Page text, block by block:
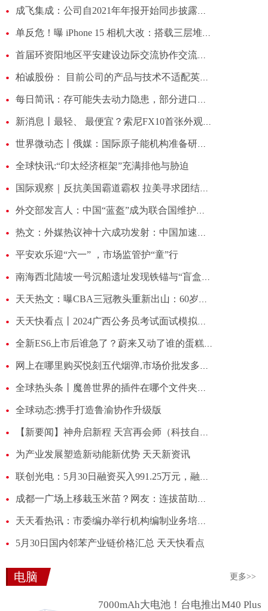
成飞集成：公司自2021年年报开始同步披露年度社会责任报告，具体请您查阅巨潮资讯网上相关公告
单反危！曝 iPhone 15 相机大改：搭载三层堆栈式传感器 环球视点
首届环资阳地区平安建设边际交流协作交流会开幕_世界消息
柏诚股份： 目前公司的产品与技术不适配英伟达相关公司|全球球精选
每日简讯：存可能失去动力隐患，部分进口牧马人宣布召回
新消息丨最轻、 最便宜？索尼FX10首张外观照、规格泄露
世界微动态丨俄媒：国际原子能机构准备研究在乌使用贫铀弹后果问题
全球快讯:“印太经济框架”充满排他与胁迫 ​
国际观察｜反抗美国霸道霸权 拉美寻求团结自主
外交部发言人：中国“蓝盔”成为联合国维护和平的关键力量
热文：外媒热议神十六成功发射：中国加速推进“航天强国梦”｜世界观 ​
平安欢乐迎“六一” ，市场监管护“童”行
南海西北陆坡一号沉船遗址发现铁锚与“盲盒”_每日热门
天天热文：曝CBA三冠教头重新出山：60岁闵鹿蕾接过马布里教鞭 执教北控男篮
天天快看点丨2024广西公务员考试面试模拟题：厚植土壤，助力新个体经济快速崛起
全新ES6上市后谁急了？蔚来又动了谁的蛋糕？
网上在哪里购买悦刻五代烟弹,市场价批发多少钱一盒?2023-每日热文
全球热头条丨魔兽世界的插件在哪个文件夹下_如果没有发现应该怎样解决
全球动态:携手打造鲁渝协作升级版
【新要闻】神舟启新程 天宫再会师（科技自立自强·逐梦深空）
为产业发展塑造新动能新优势 天天新资讯
联创光电：5月30日融资买入991.25万元，融资融券余额12.03亿元|焦点关注
成都一广场上移栽玉米苗？网友：连拔苗助长都自愧弗如；当地曾有“水泥地上种庄稼”闹剧被查处
天天看热讯：市委编办举行机构编制业务培训会
5月30日国内邻苯产业链价格汇总 天天快看点
电脑 更多>>
7000mAh大电池！台电推出M40 Plus